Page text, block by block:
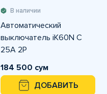
В наличии
Автоматический
выключатель iK60N C
25A 2P
184 500 сум
ДОБАВИТЬ